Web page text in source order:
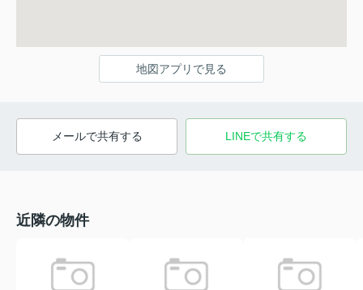
地図アプリで見る
メールで共有する LINEで共有する
近隣の物件